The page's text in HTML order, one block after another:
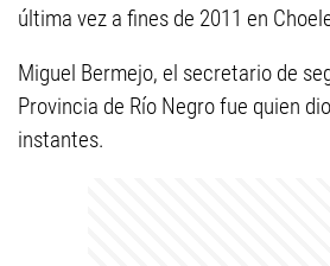
última vez a fines de 2011 en
Miguel Bermejo, el secretario de
Provincia de Río Negro fue quien
instantes.